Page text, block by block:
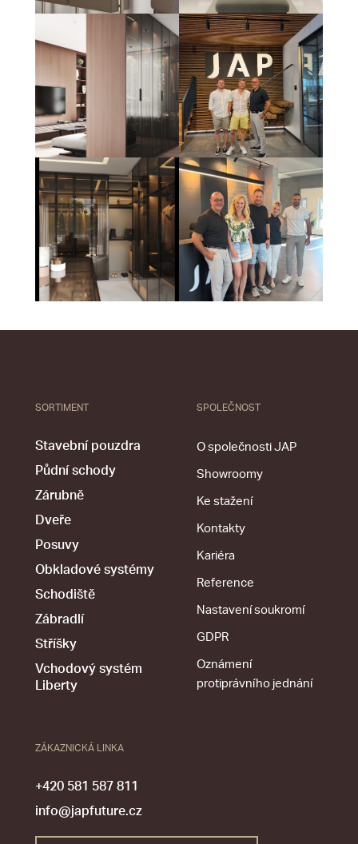
SORTIMENT
Stavební pouzdra
Půdní schody
Zárubně
Dveře
Posuvy
Obkladové systémy
Schodiště
Zábradlí
Stříšky
Vchodový systém
Liberty
SPOLEČNOST
O společnosti JAP
Showroomy
Ke stažení
Kontakty
Kariéra
Reference
Nastavení soukromí
GDPR
Oznámení
protiprávního jednání
ZÁKAZNICKÁ LINKA
+420 581 587 811
info@japfuture.cz